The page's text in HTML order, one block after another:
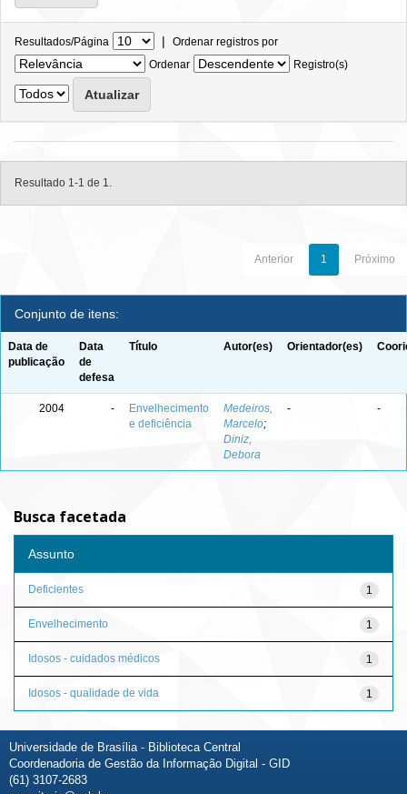
Resultados/Página | Ordenar registros por
Ordenar
Registro(s)
Resultado 1-1 de 1.
Anterior 1 Próximo
Conjunto de itens:
Data de
publicação
Data
de
defesa
Título Autor(es) Orientador(es)
2004 -
Envelhecimento
e deficiência
Medeiros,
Marcelo;
Diniz,
Debora
- -
Busca facetada
Assunto
1
Deficientes
1
Envelhecimento
1
Idosos - cuidados médicos
1
Idosos - qualidade de vida
Universidade de Brasília - Biblioteca Central
Coordenadoria de Gestão da Informação Digital - GID
(61) 3107-2683